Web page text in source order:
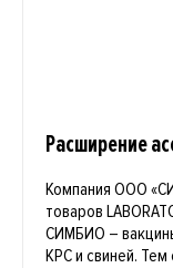
Расширение
Компания ООО
товаров
СИМБИО –
КРС и свиней. Тем